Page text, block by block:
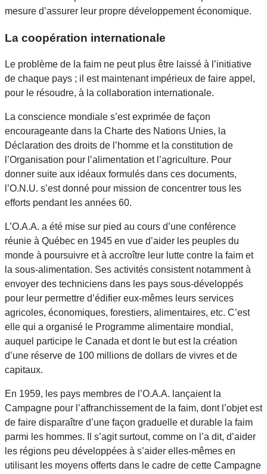
mesure d’assurer leur propre développement économique.
La coopération internationale
Le problème de la faim ne peut plus être laissé à l’initiative
de chaque pays ; il est maintenant impérieux de faire appel,
pour le résoudre, à la collaboration internationale.
La conscience mondiale s’est exprimée de façon
encourageante dans la Charte des Nations Unies, la
Déclaration des droits de l’homme et la constitution de
l’Organisation pour l’alimentation et l’agriculture. Pour
donner suite aux idéaux formulés dans ces documents,
l’O.N.U. s’est donné pour mission de concentrer tous les
efforts pendant les années 60.
L’O.A.A. a été mise sur pied au cours d’une conférence
réunie à Québec en 1945 en vue d’aider les peuples du
monde à poursuivre et à accroître leur lutte contre la faim et
la sous-alimentation. Ses activités consistent notamment à
envoyer des techniciens dans les pays sous-développés
pour leur permettre d’édifier eux-mêmes leurs services
agricoles, économiques, forestiers, alimentaires, etc. C’est
elle qui a organisé le Programme alimentaire mondial,
auquel participe le Canada et dont le but est la création
d’une réserve de 100 millions de dollars de vivres et de
capitaux.
En 1959, les pays membres de l’O.A.A. lançaient la
Campagne pour l’affranchissement de la faim, dont l’objet est
de faire disparaître d’une façon graduelle et durable la faim
parmi les hommes. Il s’agit surtout, comme on l’a dit, d’aider
les régions peu développées à s’aider elles-mêmes en
utilisant les moyens offerts dans le cadre de cette Campagne